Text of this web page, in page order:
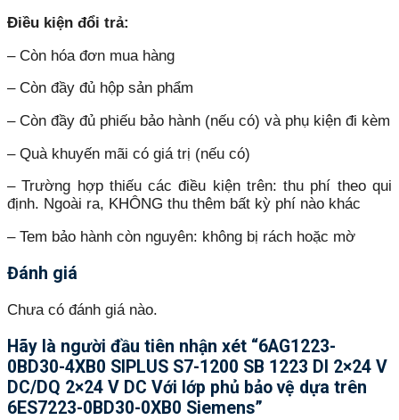
Điều kiện đổi trả:
– Còn hóa đơn mua hàng
– Còn đầy đủ hộp sản phẩm
– Còn đầy đủ phiếu bảo hành (nếu có) và phụ kiện đi kèm
– Quà khuyến mãi có giá trị (nếu có)
– Trường hợp thiếu các điều kiện trên: thu phí theo qui
định. Ngoài ra, KHÔNG thu thêm bất kỳ phí nào khác
– Tem bảo hành còn nguyên: không bị rách hoặc mờ
Đánh giá
Chưa có đánh giá nào.
Hãy là người đầu tiên nhận xét “6AG1223-
0BD30-4XB0 SIPLUS S7-1200 SB 1223 DI 2×24 V
DC/DQ 2×24 V DC Với lớp phủ bảo vệ dựa trên
6ES7223-0BD30-0XB0 Siemens”